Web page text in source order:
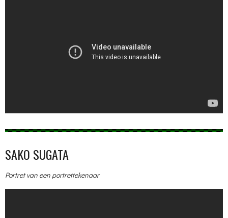
SAKO SUGATA
Portret van een portrettekenaar